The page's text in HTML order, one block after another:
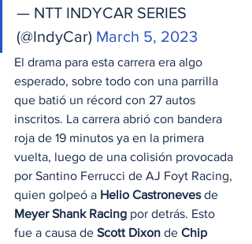
— NTT INDYCAR SERIES
(@IndyCar) March 5, 2023
El drama para esta carrera era algo
esperado, sobre todo con una parrilla
que batió un récord con 27 autos
inscritos. La carrera abrió con bandera
roja de 19 minutos ya en la primera
vuelta, luego de una colisión provocada
por Santino Ferrucci de AJ Foyt Racing,
quien golpeó a Helio Castroneves de
Meyer Shank Racing por detrás. Esto
fue a causa de Scott Dixon de Chip